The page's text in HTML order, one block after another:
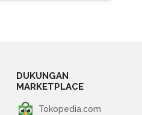
DUKUNGAN
MARKETPLACE
Tokopedia.com